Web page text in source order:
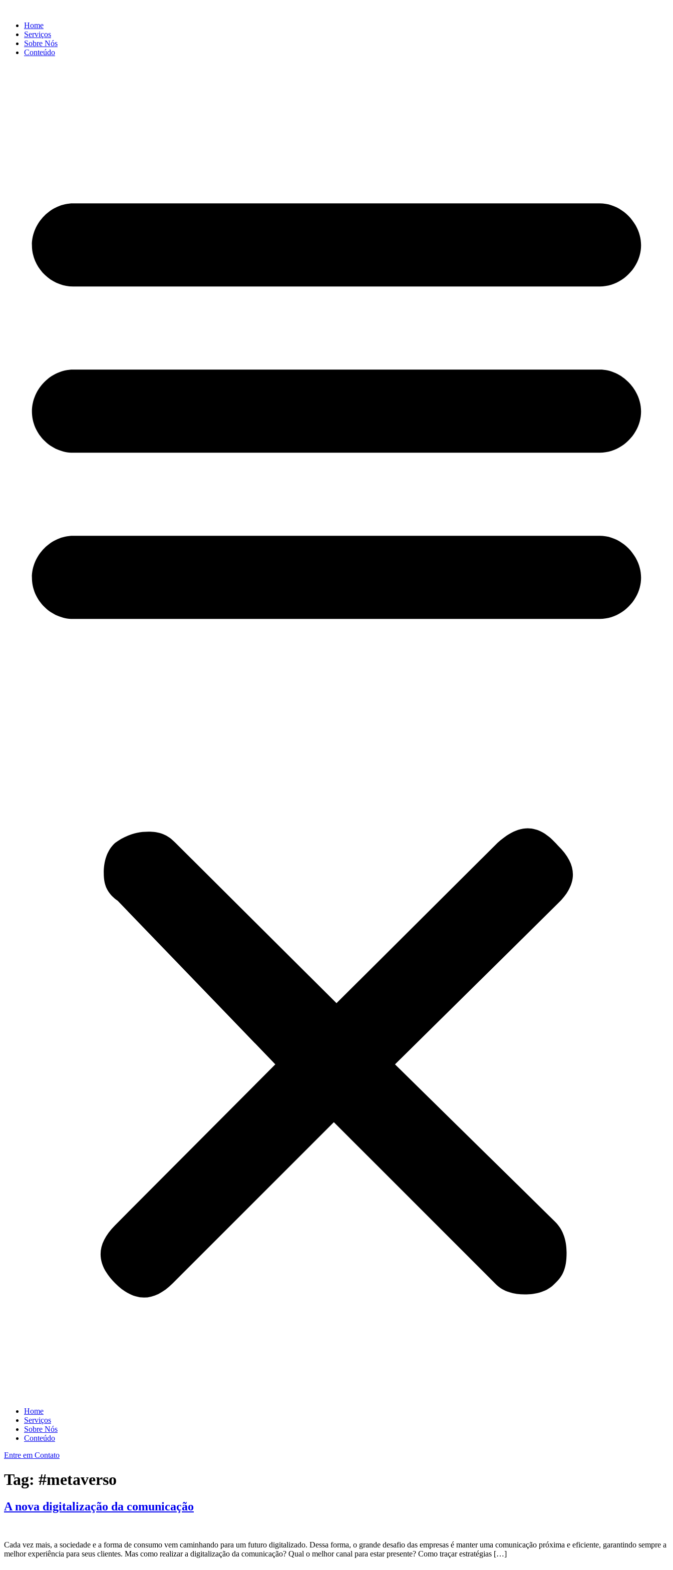
conteúdo
Home
Serviços
Sobre Nós
Conteúdo
Home
Serviços
Sobre Nós
Conteúdo
Entre em Contato
Tag: #metaverso
A nova digitalização da comunicação
Cada vez mais, a sociedade e a forma de consumo vem caminhando para um futuro digitalizado. Dessa forma, o grande desafio das empresas é manter uma comunicação próxima e eficiente, garantindo sempre a
melhor experiência para seus clientes. Mas como realizar a digitalização da comunicação? Qual o melhor canal para estar presente? Como traçar estratégias […]